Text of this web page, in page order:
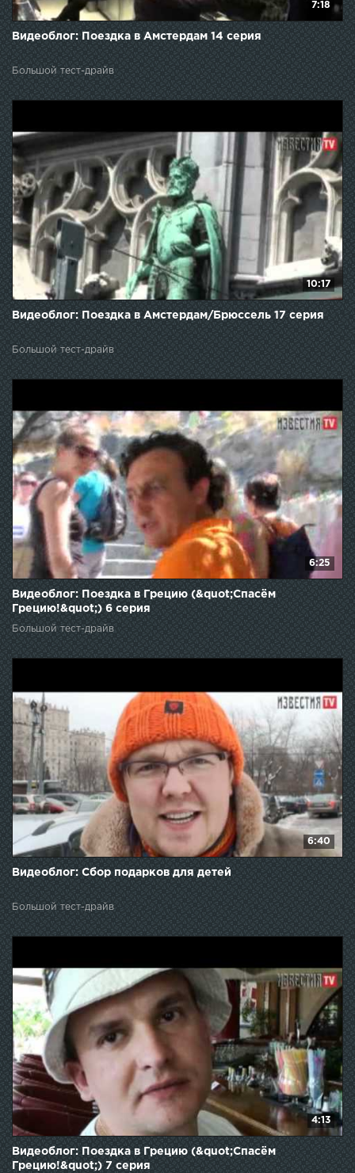
7:18
Видеоблог: Поездка в Амстердам 14 серия
Большой тест-драйв
10:17
Видеоблог: Поездка в Амстердам/Брюссель 17 серия
Большой тест-драйв
6:25
Видеоблог: Поездка в Грецию (&quot;Спасём
Грецию!&quot;) 6 серия
Большой тест-драйв
6:40
Видеоблог: Сбор подарков для детей
Большой тест-драйв
4:13
Видеоблог: Поездка в Грецию (&quot;Спасём
Грецию!&quot;) 7 серия